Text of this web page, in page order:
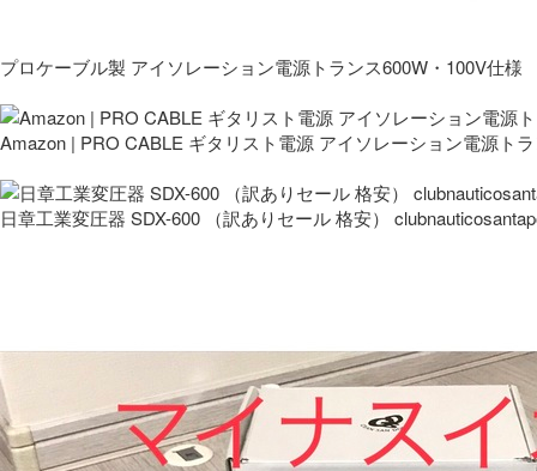
プロケーブル製 アイソレーション電源トランス600W・100V仕様
Amazon | PRO CABLE ギタリスト電源 アイソレーション電源ト
日章工業変圧器 SDX-600 （訳ありセール 格安）